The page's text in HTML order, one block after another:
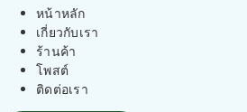
หน้าหลัก
เกี่ยวกับเรา
ร้านค้า
โพสต์
ติดต่อเรา